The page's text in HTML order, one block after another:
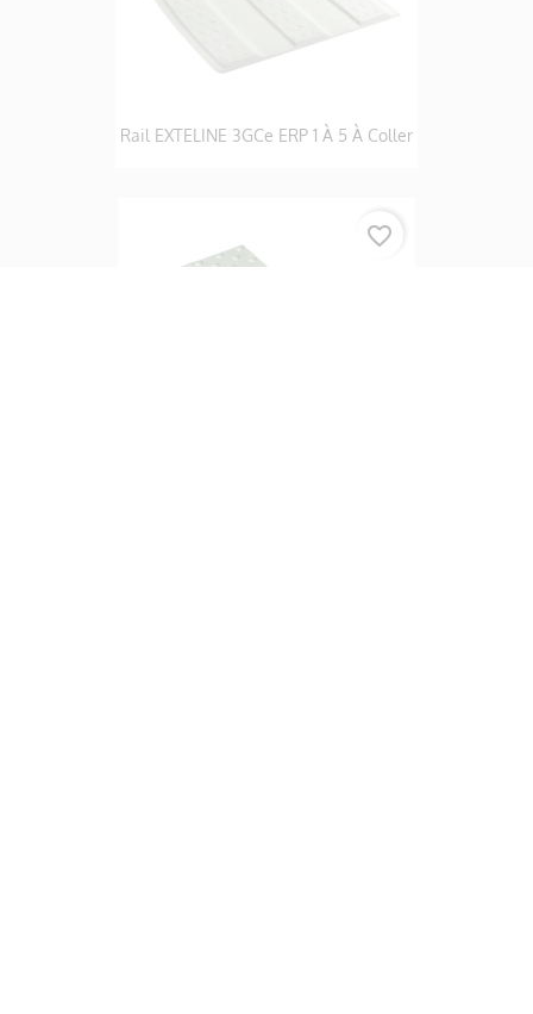
Rail EXTELINE 3GCe ERP 1 À 5 À Coller
favorite_border